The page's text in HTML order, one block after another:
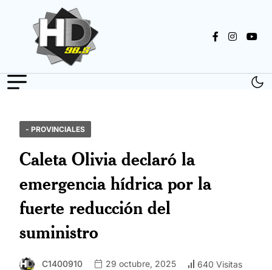
- PROVINCIALES
Caleta Olivia declaró la
emergencia hídrica por la
fuerte reducción del
suministro
C1400910 29 octubre, 2025 640 Visitas